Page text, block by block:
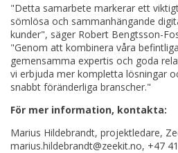
"Detta samarbete markerar ett
sömlösa och sammanhängande
kunder", säger Robert Bengtsson-
"Genom att kombinera våra
gemensamma expertis och goda
vi erbjuda mer kompletta lösningar
snabbt föränderliga branscher."
För mer information, kontakta:
Marius Hildebrandt, projektledare,
marius.hildebrandt@zeekit.no, +47